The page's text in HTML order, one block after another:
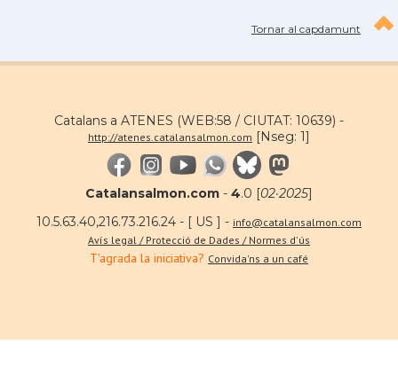
Tornar al capdamunt
Catalans a ATENES (WEB:58 / CIUTAT: 10639) -
http://atenes.catalansalmon.com [Nseg: 1]
Catalansalmon.com - 4.0 [02·2025]
10.5.63.40,216.73.216.24 - [ US ] - info@catalansalmon.com
Avís legal / Protecció de Dades / Normes d'ús
T'agrada la iniciativa? Convida'ns a un café